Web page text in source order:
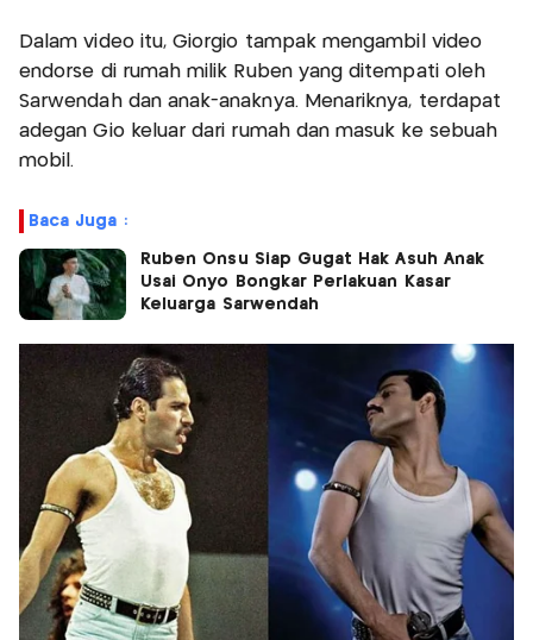
Dalam video itu, Giorgio tampak mengambil video
endorse di rumah milik Ruben yang ditempati oleh
Sarwendah dan anak-anaknya. Menariknya, terdapat
adegan Gio keluar dari rumah dan masuk ke sebuah
mobil.
Baca Juga :
Ruben Onsu Siap Gugat Hak Asuh Anak
Usai Onyo Bongkar Perlakuan Kasar
Keluarga Sarwendah